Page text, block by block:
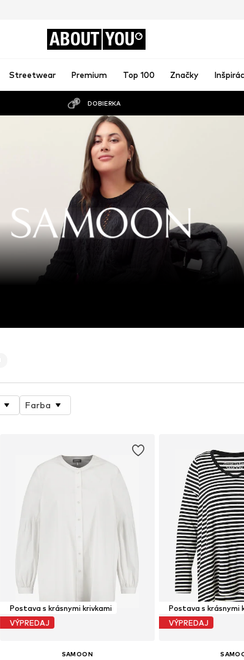
ABOUT YOU
Streetwear Premium Top 100 Značky
DOBIERKA
Farba
Postava s krásnymi krivkami
VÝPREDAJ
SAMOON
Postava s krásnymi
VÝPREDAJ